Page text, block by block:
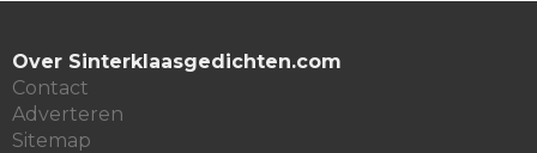
Over Sinterklaasgedichten.com
Contact
Adverteren
Sitemap